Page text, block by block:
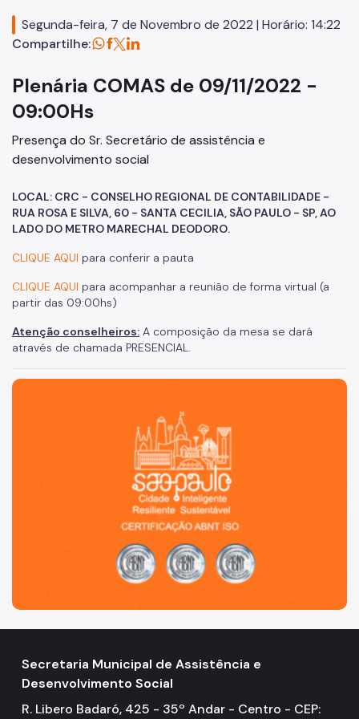
2016
2012
2009
LEGISLAÇÃO
Atas
Resoluções
2025
2023
Comunicados
2024
Segunda-feira, 7 de Novembro de 2022 | Horário: 14:22
Compartilhe:
Plenária COMAS de 09/11/2022 -
09:00Hs
Presença do Sr. Secretário de assistência e
desenvolvimento social
LOCAL: CRC - CONSELHO REGIONAL DE CONTABILIDADE -
RUA ROSA E SILVA, 60 - SANTA CECILIA, SÃO PAULO - SP, AO
LADO DO METRO MARECHAL DEODORO.
CLIQUE AQUI para conferir a pauta
CLIQUE AQUI para acompanhar a reunião de forma virtual (a
partir das 09:00hs)
Atenção conselheiros: A composição da mesa se dará
através de chamada PRESENCIAL.
São Paulo, cidade inteligente, resiliente e sustentável
Secretaria Municipal de Assistência e
Desenvolvimento Social
R. Libero Badaró, 425 - 35º Andar - Centro - CEP: